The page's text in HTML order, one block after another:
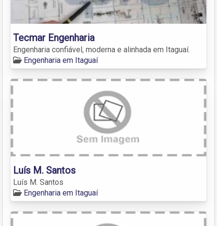
Tecmar Engenharia
Engenharia confiável, moderna e alinhada em Itaguaí.
Engenharia em Itaguaí
Luís M. Santos
Luís M. Santos
Engenharia em Itaguaí